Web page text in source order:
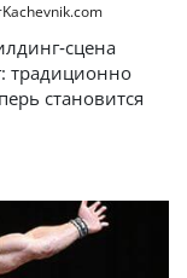
Kachevnik.com
традиционно
становится